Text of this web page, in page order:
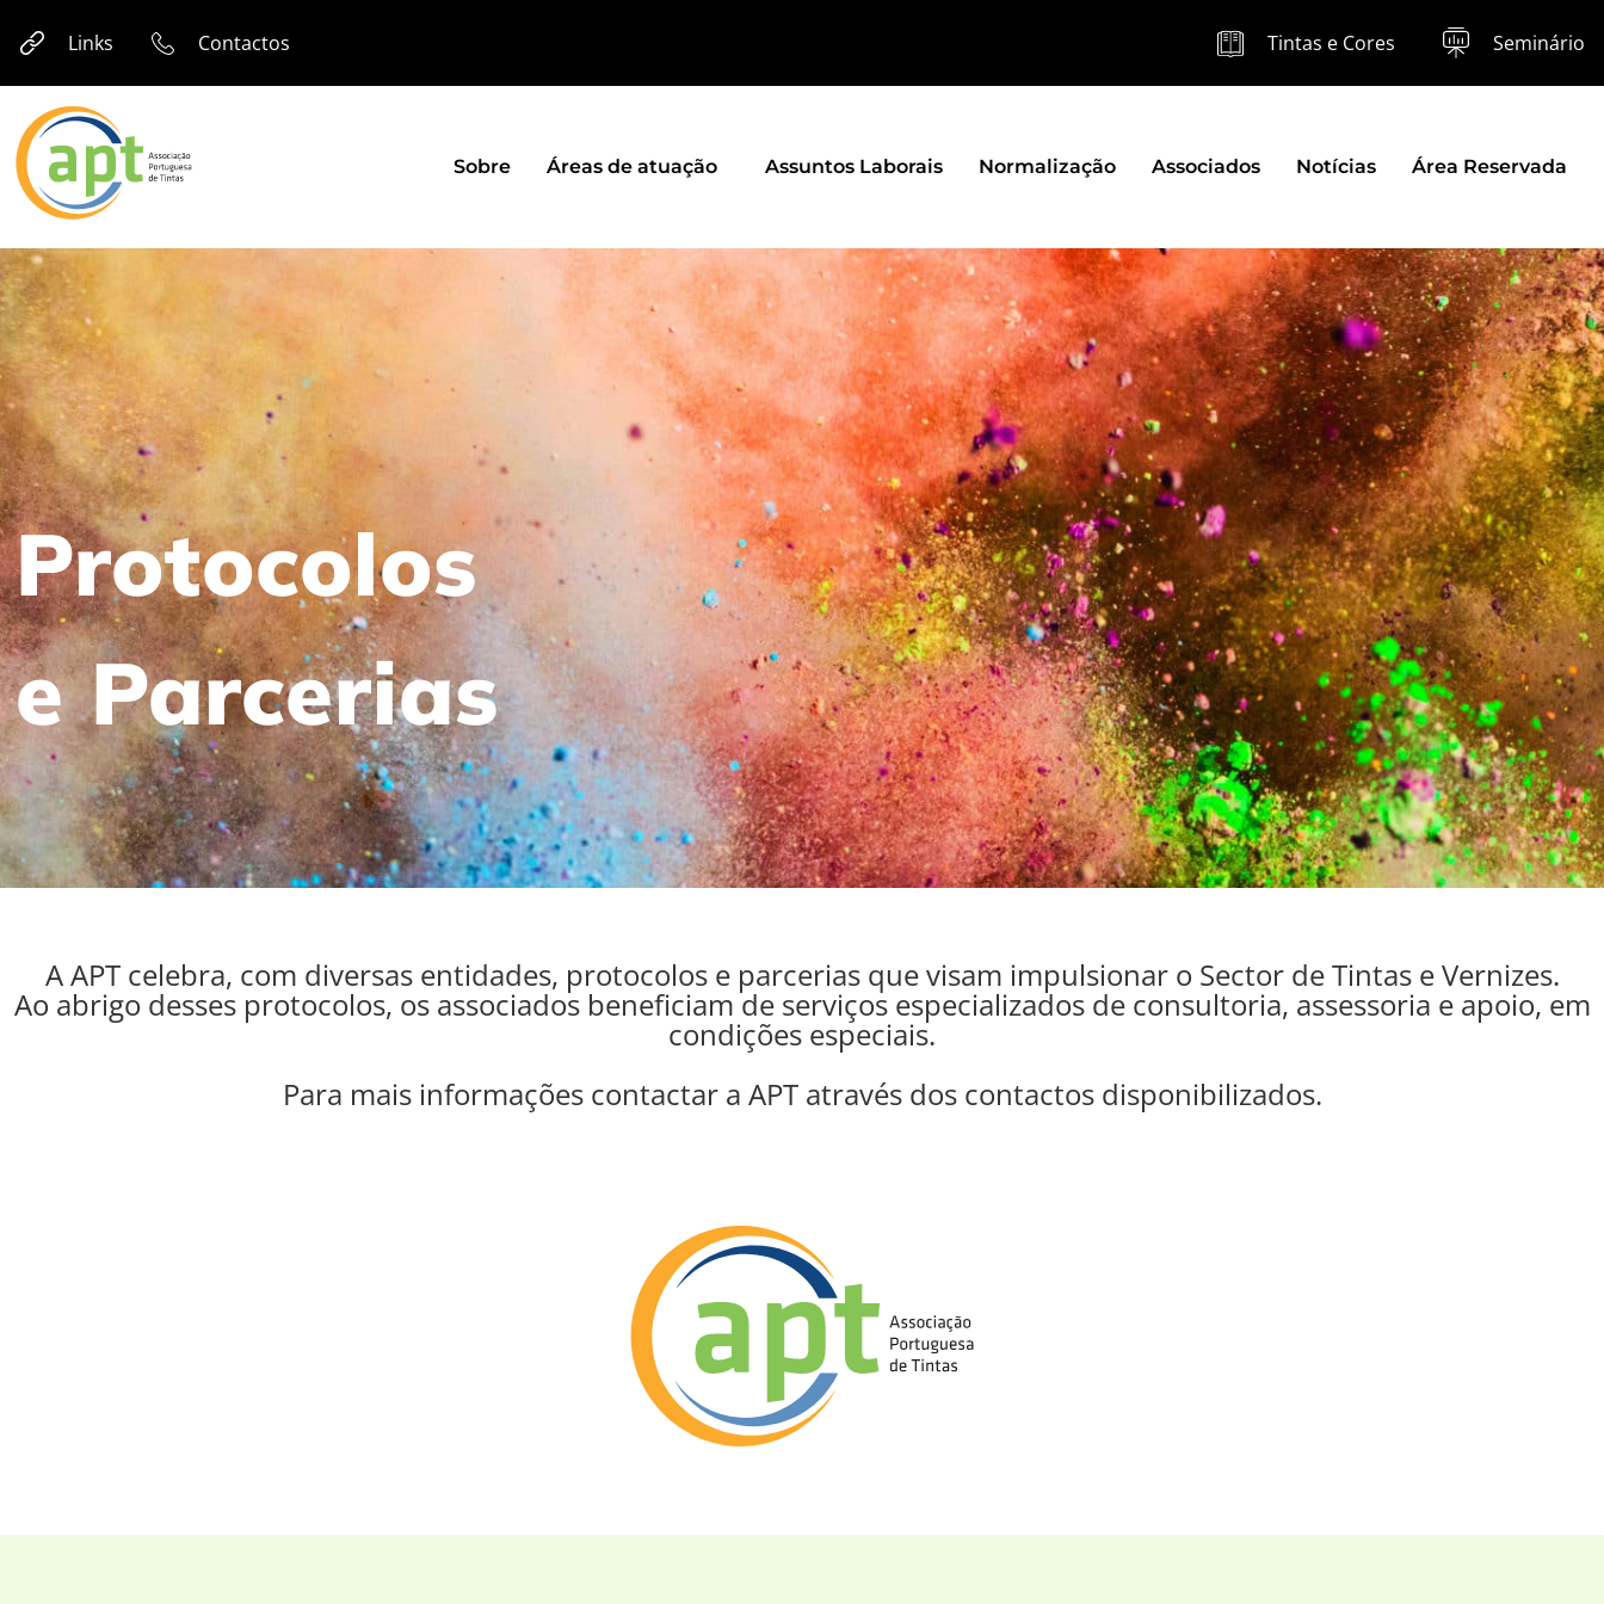
Links Contactos Tintas e Cores Seminário
Sobre Áreas de atuação Assuntos Laborais Normalização Associados Notícias Área Reservada
Protocolos
e Parcerias
A APT celebra, com diversas entidades, protocolos e parcerias que visam impulsionar o Sector de Tintas e Vernizes.
Ao abrigo desses protocolos, os associados beneficiam de serviços especializados de consultoria, assessoria e apoio, em
condições especiais.
Para mais informações contactar a APT através dos contactos disponibilizados.